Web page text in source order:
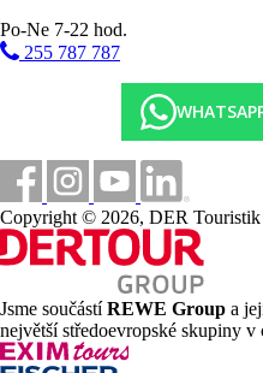
Po-Ne 7-22 hod.
255 787 787
Copyright © 2026, DER Touristik
Jsme součástíREWE Group a
největší středoevropské skupiny v